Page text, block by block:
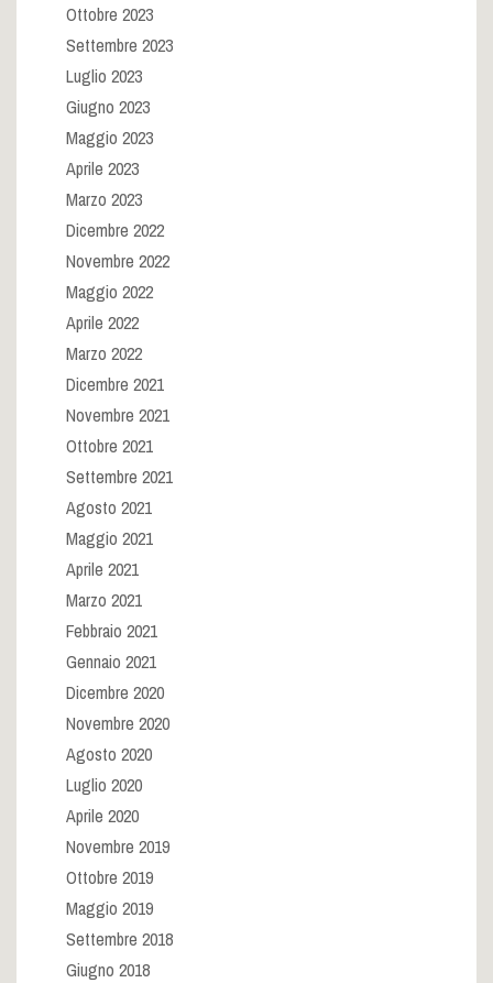
Ottobre 2023
Settembre 2023
Luglio 2023
Giugno 2023
Maggio 2023
Aprile 2023
Marzo 2023
Dicembre 2022
Novembre 2022
Maggio 2022
Aprile 2022
Marzo 2022
Dicembre 2021
Novembre 2021
Ottobre 2021
Settembre 2021
Agosto 2021
Maggio 2021
Aprile 2021
Marzo 2021
Febbraio 2021
Gennaio 2021
Dicembre 2020
Novembre 2020
Agosto 2020
Luglio 2020
Aprile 2020
Novembre 2019
Ottobre 2019
Maggio 2019
Settembre 2018
Giugno 2018